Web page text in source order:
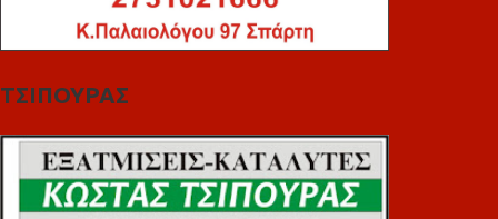
ΤΣΙΠΟΥΡΑΣ